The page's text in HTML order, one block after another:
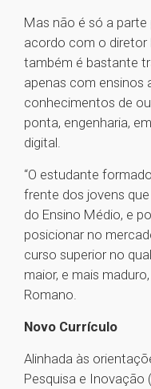
Mas não é só a parte
acordo com o diretor
também é bastante
apenas com ensinos
conhecimentos de
ponta, engenharia,
digital.
“O estudante
frente dos jovens
do Ensino Médio, e
posicionar no
curso superior no
maior, e mais
Romano.
Novo Currículo
Alinhada às
Pesquisa e Inovação